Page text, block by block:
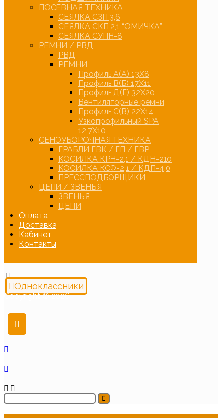
ПОСЕВНАЯ ТЕХНИКА
СЕЯЛКА СЗП 3,6
СЕЯЛКА СКП 2,1 “ОМИЧКА”
СЕЯЛКА СУПН-8
РЕМНИ / РВД
РВД
РЕМНИ
Профиль А(А) 13Х8
Профиль В(Б) 17Х11
Профиль Д(Г) 32Х20
Вентиляторные ремни
Профиль С(В) 22Х14
Узкопрофильный SPA
12,7Х10
СЕНОУБОРОЧНАЯ ТЕХНИКА
ГРАБЛИ ГВК / ГП / ГВР
КОСИЛКА КРН-2,1 / КДН-210
КОСИЛКА КСФ-2,1 / КДП-4,0
ПРЕССПОДБОРЩИКИ
ЦЕПИ / ЗВЕНЬЯ
ЗВЕНЬЯ
ЦЕПИ
Оплата
Доставка
Кабинет
Контакты
Одноклассники
Copyright © 2026